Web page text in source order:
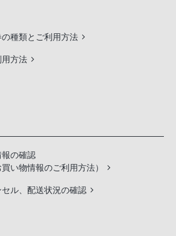
種類とご利用方法
用方法
の確認
い物情報のご利用方法）
ル、配送状況の確認